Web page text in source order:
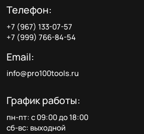
Телефон:
+7 (967) 133-07-57
+7 (999) 766-84-54
Email:
info@pro100tools.ru
График работы:
пн-пт: с 09:00 до 18:00
сб-вс: выходной